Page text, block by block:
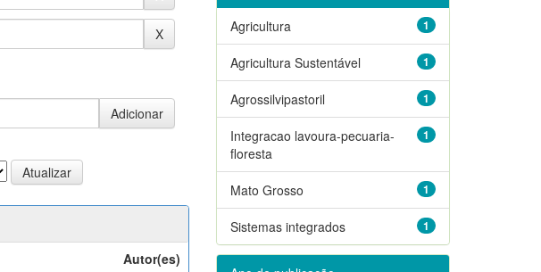
Autor(es)
1
Agricultura
1
Agricultura Sustentável
1
Agrossilvipastoril
1
Integracao lavoura-pecuaria-
floresta
1
Mato Grosso
1
Sistemas integrados